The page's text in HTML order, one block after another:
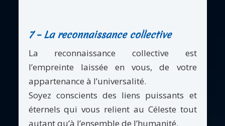
7 – La reconnaissance collective
La reconnaissance collective est
l’empreinte laissée en vous, de votre
appartenance à l’universalité.
Soyez conscients des liens puissants et
éternels qui vous relient au Céleste tout
autant qu’à l’ensemble de l’humanité.